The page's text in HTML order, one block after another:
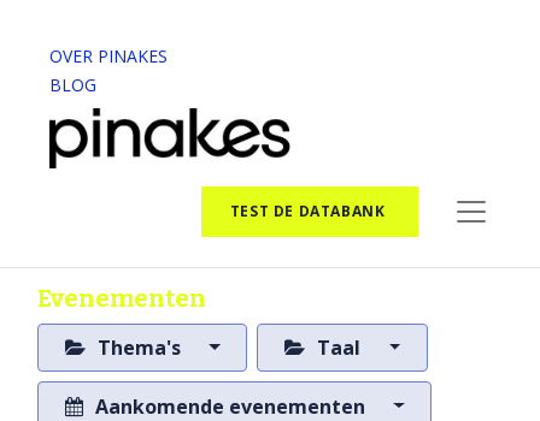
OVER PINAKES
BLOG
TEST DE DATABANK
Evenementen
Thema's Taal
Aankomende evenementen